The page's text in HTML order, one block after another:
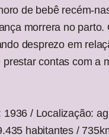
de bebê recém-
morrera no parto.
desprezo em
contas com a
1936 / Localização:
habitantes /